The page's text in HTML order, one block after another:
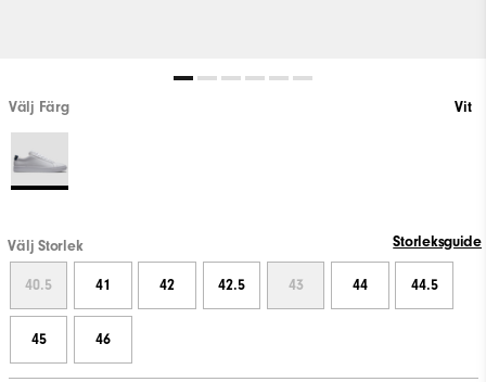
Välj Färg Vit
Välj Storlek Storleksguide
40.5 41 42 42.5 43 44 44.5
45 46